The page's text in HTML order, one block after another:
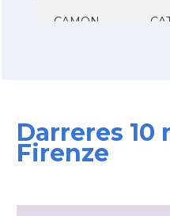
CAMON
CAMON
CAMON
Darreres
Firenze